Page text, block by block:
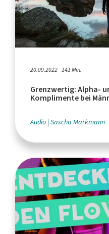
20.09.2022 - 141 Min.
Grenzwertig: Alpha-
Komplimente bei
Audio Sascha Markmann